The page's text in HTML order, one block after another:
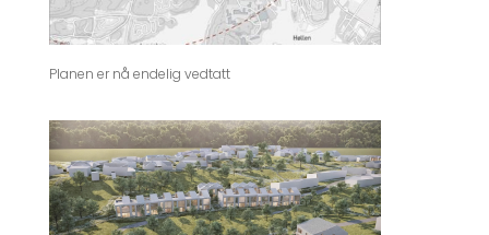
Planen er nå endelig vedtatt